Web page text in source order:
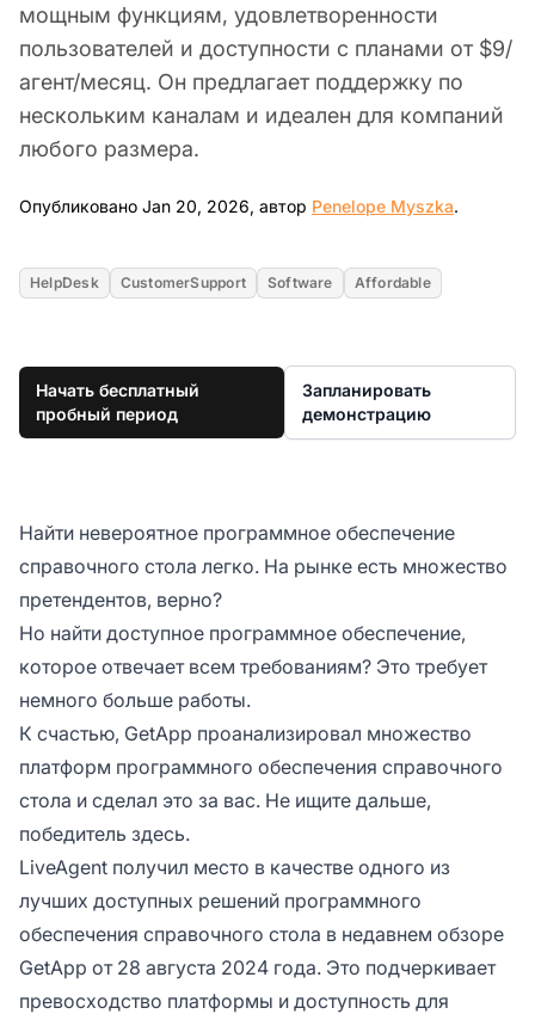
мощным функциям, удовлетворенности
пользователей и доступности с планами от $9/
агент/месяц. Он предлагает поддержку по
нескольким каналам и идеален для компаний
любого размера.
Опубликовано Jan 20, 2026, автор Penelope Myszka.
HelpDesk CustomerSupport Software Affordable
Начать бесплатный
пробный период
Запланировать
демонстрацию
Найти невероятное программное обеспечение
справочного стола легко. На рынке есть множество
претендентов, верно?
Но найти доступное программное обеспечение,
которое отвечает всем требованиям? Это требует
немного больше работы.
К счастью, GetApp проанализировал множество
платформ программного обеспечения справочного
стола и сделал это за вас. Не ищите дальше,
победитель здесь.
LiveAgent получил место в качестве одного из
лучших доступных решений программного
обеспечения справочного стола в недавнем обзоре
GetApp от 28 августа 2024 года. Это подчеркивает
превосходство платформы и доступность для